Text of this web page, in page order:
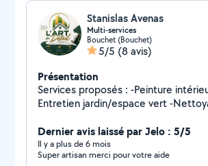
Stanislas Avenas
Multi-services
Bouchet (Bouchet)
5/5 (8 avis)
Présentation
Services proposés : -Peinture intérieure/extérieure -
Entretien jardin/espace vert -
débouchage de gouttière -Débarras
encombrant / Garage / Cave / Grenier -Déchets fin
chantier -Mécanique et Carrosserie -
Dernier avis laissé par Jelo : 5/5
Il y a plus de 6 mois
Super artisan merci pour votre aide